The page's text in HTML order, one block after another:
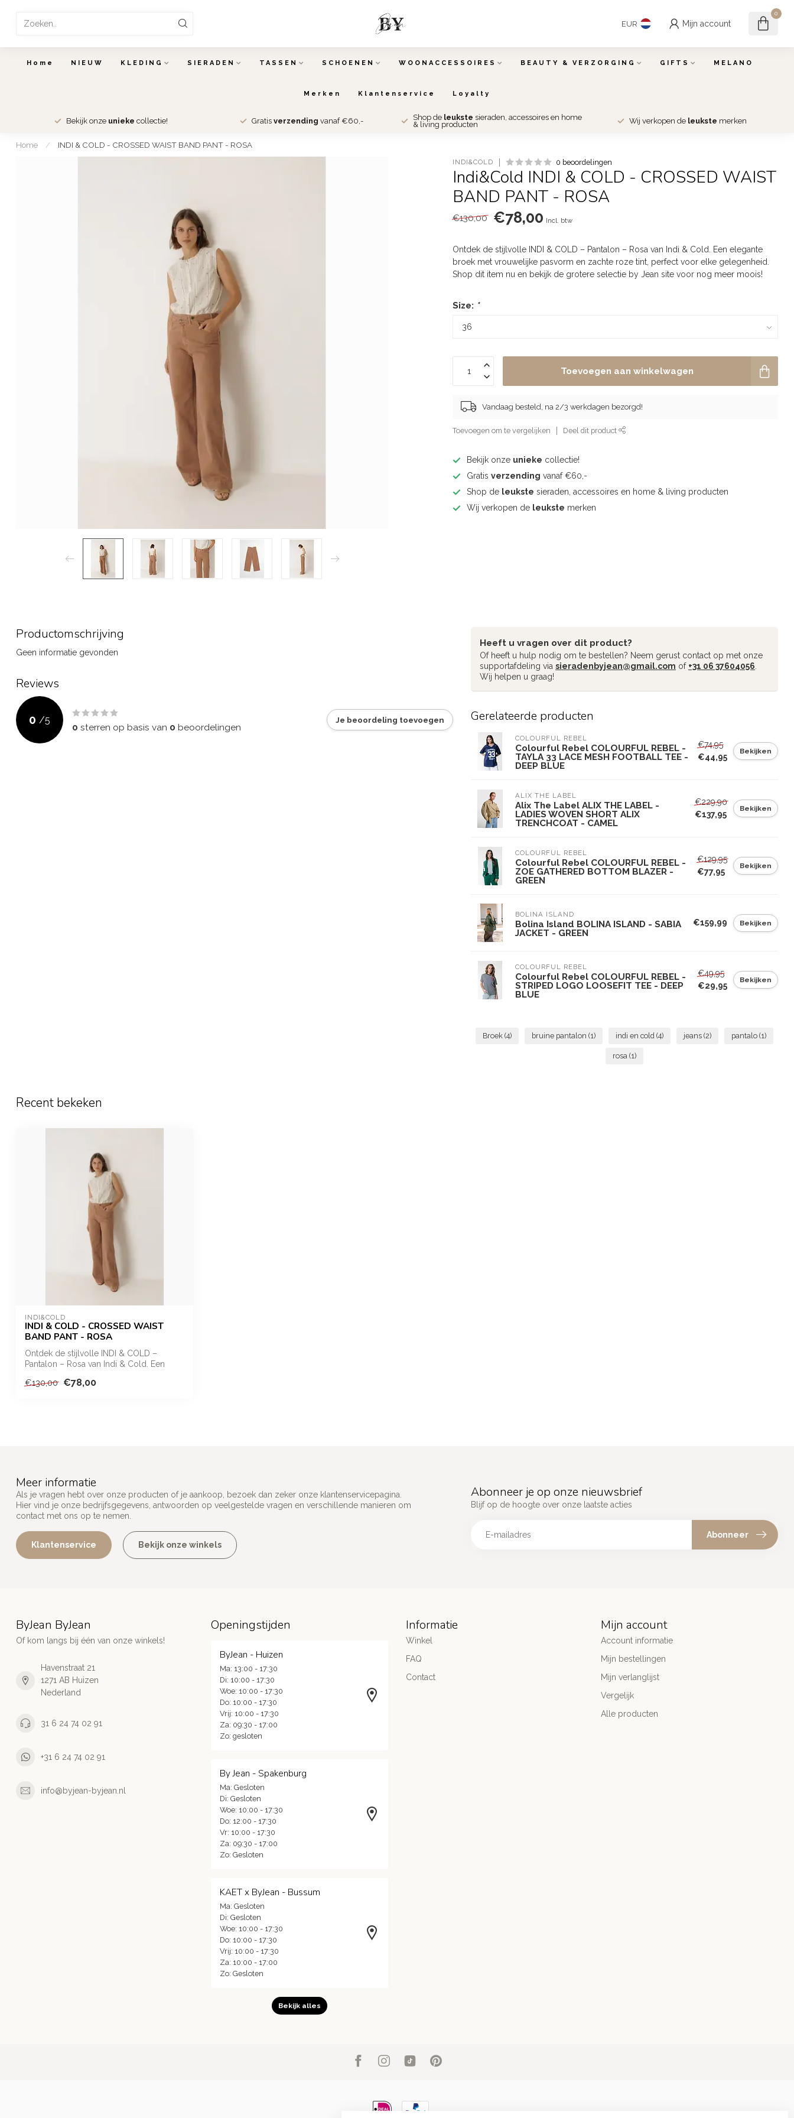
EUR Mijn account
0
Home NIEUW KLEDING SIERADEN TASSEN SCHOENEN WOONACCESSOIRES BEAUTY & VERZORGING GIFTS MELANO
Merken Klantenservice Loyalty
Bekijk onze unieke collectie! Gratis verzending vanaf €60,- Shop de leukste sieraden, accessoires en home
& living producten
Wij verkopen de leukste merken
Home / INDI & COLD - CROSSED WAIST BAND PANT - ROSA
INDI&COLD 0 beoordelingen
Indi&Cold INDI & COLD - CROSSED WAIST
BAND PANT - ROSA
€130,00 €78,00 Incl. btw
Ontdek de stijlvolle INDI & COLD – Pantalon – Rosa van Indi & Cold. Een elegante
broek met vrouwelijke pasvorm en zachte roze tint, perfect voor elke gelegenheid.
Shop dit item nu en bekijk de grotere selectie by Jean site voor nog meer moois!
Size: *
Toevoegen aan winkelwagen
Vandaag besteld, na 2/3 werkdagen bezorgd!
Toevoegen om te vergelijken Deel dit product
Bekijk onze unieke collectie!
Gratisverzending vanaf €60,-
Shop de leukste sieraden, accessoires en home & living producten
Wij verkopen de leukste merken
Productomschrijving
Geen informatie gevonden
Reviews
0 /5
0 sterren op basis van 0 beoordelingen
Je beoordeling toevoegen
Heeft u vragen over dit product?
Of heeft u hulp nodig om te bestellen? Neem gerust contact op met onze
supportafdeling via sieradenbyjean@gmail.com of +31 06 37604056
Wij helpen u graag!
Gerelateerde producten
COLOURFUL REBEL
Colourful Rebel COLOURFUL REBEL -
TAYLA 33 LACE MESH FOOTBALL TEE -
DEEP BLUE
€74,95
€44,95
Bekijken
ALIX THE LABEL
Alix The Label ALIX THE LABEL -
LADIES WOVEN SHORT ALIX
TRENCHCOAT - CAMEL
€229,90
€137,95
Bekijken
COLOURFUL REBEL
Colourful Rebel COLOURFUL REBEL -
ZOE GATHERED BOTTOM BLAZER -
GREEN
€129,95
€77,95
Bekijken
BOLINA ISLAND
Bolina Island BOLINA ISLAND - SABIA
JACKET - GREEN
€159,99 Bekijken
COLOURFUL REBEL
Colourful Rebel COLOURFUL REBEL -
STRIPED LOGO LOOSEFIT TEE - DEEP
BLUE
€49,95
€29,95
Bekijken
Broek (4) bruine pantalon (1) indi en cold (4) jeans (2) pantalo (1)
rosa (1)
Recent bekeken
INDI&COLD
INDI & COLD - CROSSED WAIST
BAND PANT - ROSA
Ontdek de stijlvolle INDI & COLD –
Pantalon – Rosa van Indi & Cold. Een
€130,00 €78,00
Meer informatie
Als je vragen hebt over onze producten of je aankoop, bezoek dan zeker onze klantenservicepagina.
Hier vind je onze bedrijfsgegevens, antwoorden op veelgestelde vragen en verschillende manieren om
contact met ons op te nemen.
Klantenservice Bekijk onze winkels
Abonneer je op onze nieuwsbrief
Blijf op de hoogte over onze laatste acties
Abonneer
ByJean ByJean
Of kom langs bij één van onze winkels!
Havenstraat 21
1271 AB Huizen
Nederland
31 6 24 74 02 91
+31 6 24 74 02 91
info@byjean-byjean.nl
Openingstijden
ByJean - Huizen
Ma: 13:00 - 17:30
Di: 10:00 - 17:30
Woe: 10:00 - 17:30
Do: 10:00 - 17:30
Vrij: 10:00 - 17:30
Za: 09:30 - 17:00
Zo: gesloten
By Jean - Spakenburg
Ma: Gesloten
Di: Gesloten
Woe: 10:00 - 17:30
Do: 12:00 - 17:30
Vr: 10:00 - 17:30
Za: 09:30 - 17:00
Zo: Gesloten
KAET x ByJean - Bussum
Ma: Gesloten
Di: Gesloten
Woe: 10:00 - 17:30
Do: 10:00 - 17:30
Vrij: 10:00 - 17:30
Za: 10:00 - 17:00
Zo: Gesloten
Bekijk alles
Informatie
Winkel
FAQ
Contact
Mijn account
Account informatie
Mijn bestellingen
Mijn verlanglijst
Vergelijk
Alle producten